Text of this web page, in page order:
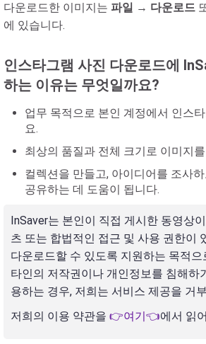
다운로드한 이미지는 파일 → 다운로드
에 있습니다.
인스타그램 사진 다운로드에
하는 이유는 무엇일까요?
업무 목적으로 본인 계정에서 인스
요.
최상의 품질과 전체 크기로 이미지
컬렉션을 만들고, 아이디어를 조사
공유하는 데 도움이 됩니다.
InSaver는 본인이 직접 게시한 동영상
츠 또는 합법적인 접근 및 사용 권한이
다운로드할 수 있도록 지원하는 목적
타인의 저작권이나 개인정보를 침해하
용하는 경우, 저희는 서비스 제공을 거
저희의 이용 약관을 👉여기👈에서 읽